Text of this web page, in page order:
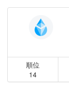
順位
14